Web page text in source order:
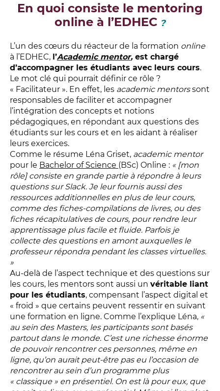
En quoi consiste le mentoring
online à l’EDHEC ?
L’un des cœurs du réacteur de la formation online
à l’EDHEC, l’Academic mentor, est chargé
d’accompagner les étudiants avec leurs cours.
Le mot clé qui pourrait définir ce rôle ?
« Facilitateur ». En effet, les academic mentorssont
responsables de faciliter et accompagner
l’intégration des concepts et notions
pédagogiques, en répondant aux questions des
étudiants sur les cours et en les aidant à réaliser
leurs exercices.
Comme le résume Léna Griset, academic mentor
pour le Bachelor of Science (BSc) Online : « [mon
rôle] consiste en grande partie à répondre à leurs
questions sur Slack. Je leur fournis aussi des
ressources additionnelles en plus de leur cours,
comme des fiches-compilations de livres, ou des
fiches récapitulatives de cours, pour rendre leur
apprentissage plus facile et fluide. Parfois je
collecte des questions en amont auxquelles le
professeur répondra pendant les classes virtuelles.
»
Au-delà de l’aspect technique et des questions sur
les cours, les mentors sont aussi un véritable liant
pour les étudiants, compensant l’aspect digital et
« froid » que certains peuvent ressentir en suivant
une formation en ligne. Comme l’explique Léna, «
au sein des Masters, les participants sont basés
partout dans le monde. C’est une richesse énorme
de pouvoir rencontrer ces personnes, même en
ligne, qu’on aurait peut-être pas eu l’occasion de
rencontrer au sein d’un programme plus
« classique » en présentiel. On est là pour eux, que